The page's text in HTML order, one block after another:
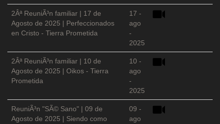
2Âª ReuniÃ³n familiar | 17 de
Agosto de 2025 | Perfeccionados
en Cristo - Tierra Prometida
17 -
ago
-
2025
2Âª ReuniÃ³n familiar | 10 de
Agosto de 2025 | Oikos - Tierra
Prometida
10 -
ago
-
2025
ReuniÃ³n "SÃ© Sano" | 09 de
Agosto de 2025 | Siendo como
09 -
ago